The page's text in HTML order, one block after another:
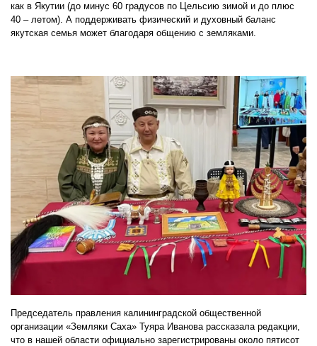
как в Якутии (до минус 60 градусов по Цельсию зимой и до плюс
40 – летом). А поддерживать физический и духовный баланс
якутская семья может благодаря общению с земляками.
Председатель правления калининградской общественной
организации «Земляки Саха» Туяра Иванова рассказала редакции,
что в нашей области официально зарегистрированы около пятисот